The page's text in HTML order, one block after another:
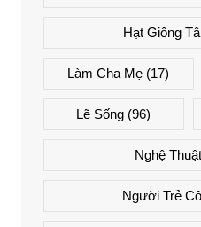
Hạt Giống
Làm Cha Mẹ (17)
Lẽ Sống (96)
Nghệ
Người Trẻ